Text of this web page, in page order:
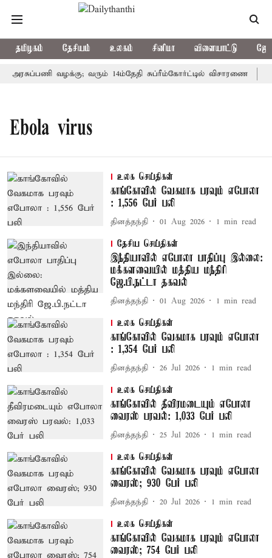
தமிழகம் தேசியம் உலகம் சினிமா விளையாட்டு
அரசுப்பணி வழக்கு; வரும் 14ம்தேதி சுப்ரீம்கோர்ட்டில் விசாரணை
Ebola virus
உலக செய்திகள்
காங்கோவில் வேகமாக பரவும் எபோலா
: 1,556 பேர் பலி
தினத்தந்தி 01 Aug 2026 1 min read
தேசிய செய்திகள்
இந்தியாவில் எபோலா பாதிப்பு இல்லை:
மக்களவையில் மத்திய மந்திரி
ஜே.பி.நட்டா தகவல்
தினத்தந்தி 01 Aug 2026 1 min read
உலக செய்திகள்
காங்கோவில் வேகமாக பரவும் எபோலா
: 1,354 பேர் பலி
தினத்தந்தி 26 Jul 2026 1 min read
உலக செய்திகள்
காங்கோவில் தீவிரமடையும் எபோலா
வைரஸ் பரவல்: 1,033 பேர் பலி
தினத்தந்தி 25 Jul 2026 1 min read
உலக செய்திகள்
காங்கோவில் வேகமாக பரவும் எபோலா
வைரஸ்; 930 பேர் பலி
தினத்தந்தி 20 Jul 2026 1 min read
உலக செய்திகள்
காங்கோவில் வேகமாக பரவும் எபோலா
வைரஸ்; 754 பேர் பலி